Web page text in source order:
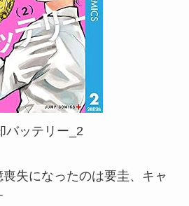
バッテリー_2
失になったのは要圭、キャ